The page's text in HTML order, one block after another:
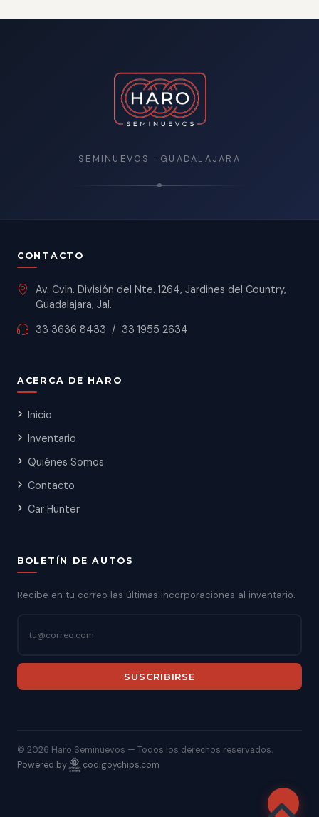
SEMINUEVOS · GUADALAJARA
CONTACTO
Av. Cvln. División del Nte. 1264, Jardines del Country,
Guadalajara, Jal.
33 3636 8433 / 33 1955 2634
ACERCA DE HARO
Inicio
Inventario
Quiénes Somos
Contacto
Car Hunter
BOLETÍN DE AUTOS
Recibe en tu correo las últimas incorporaciones al inventario.
SUSCRIBIRSE
© 2026 Haro Seminuevos — Todos los derechos reservados.
Powered by
codigoychips.com